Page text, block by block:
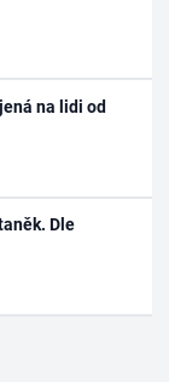
na lidi od
Dle